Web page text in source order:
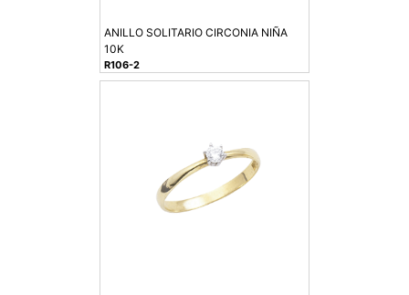
ANILLO SOLITARIO CIRCONIA NIÑA
10K
R106-2